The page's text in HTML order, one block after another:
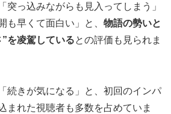
突っ込みながらも見入ってしまう」
も早くて面白い」と、 物語の勢いと
を凌駕しているとの評価も見られま
続きが気になる」と、初回のインパ
まれた視聴者も多数を占めていま